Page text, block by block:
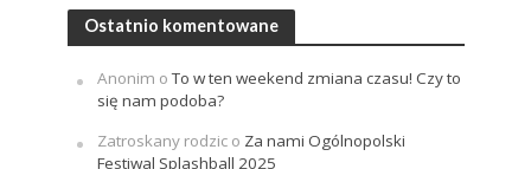
Ostatnio komentowane
Anonim oTo w ten weekend zmiana czasu! Czy to
się nam podoba?
Zatroskany rodzico Za nami Ogólnopolski
Festiwal Splashball 2025